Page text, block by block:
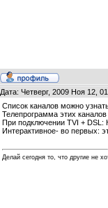
Дата: Четверг, 2009 Ноя 12,
Список каналов можно
Телепрограмма этих
При подключении TVI + DSL:
Интерактивное- во первых:
Делай сегодня то, что другие не